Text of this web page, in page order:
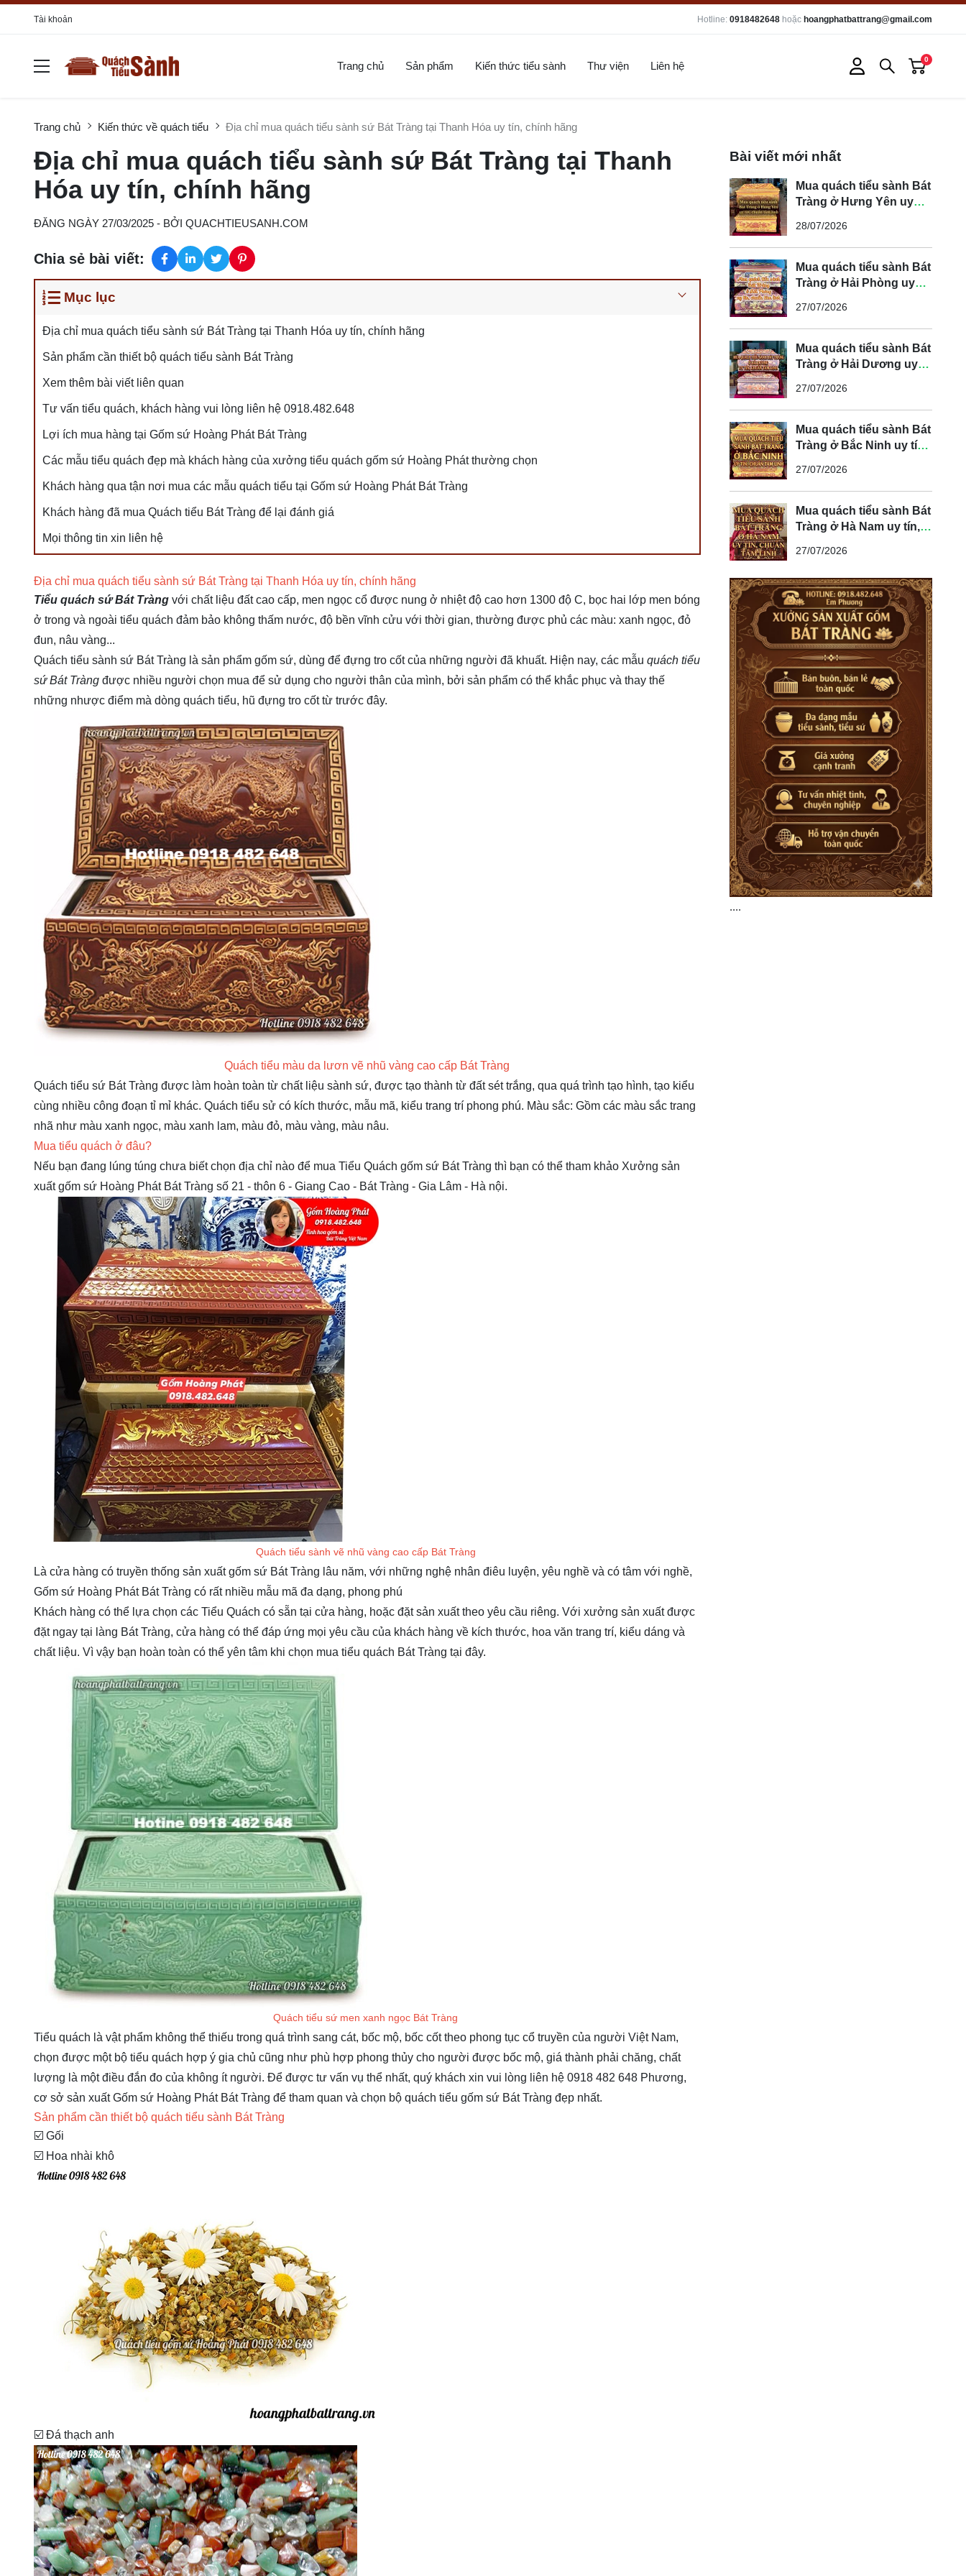
Tài khoản Hotline: 0918482648 hoặc hoangphatbattrang@gmail.com
Trang chủ Sản phẩm Kiến thức tiểu sành Thư viện Liên hệ
0
Trang chủ Kiến thức về quách tiểu Địa chỉ mua quách tiểu sành sứ Bát Tràng tại Thanh Hóa uy tín, chính hãng
Địa chỉ mua quách tiểu sành sứ Bát Tràng tại Thanh
Hóa uy tín, chính hãng
ĐĂNG NGÀY 27/03/2025 - BỞI QUACHTIEUSANH.COM
Chia sẻ bài viết:
Mục lục
Địa chỉ mua quách tiểu sành sứ Bát Tràng tại Thanh Hóa uy tín, chính hãng
Sản phẩm cần thiết bộ quách tiểu sành Bát Tràng
Xem thêm bài viết liên quan
Tư vấn tiểu quách, khách hàng vui lòng liên hệ 0918.482.648
Lợi ích mua hàng tại Gốm sứ Hoàng Phát Bát Tràng
Các mẫu tiểu quách đẹp mà khách hàng của xưởng tiểu quách gốm sứ Hoàng Phát thường chọn
Khách hàng qua tận nơi mua các mẫu quách tiểu tại Gốm sứ Hoàng Phát Bát Tràng
Khách hàng đã mua Quách tiểu Bát Tràng để lại đánh giá
Mọi thông tin xin liên hệ
Địa chỉ mua quách tiểu sành sứ Bát Tràng tại Thanh Hóa uy tín, chính hãng
Tiểu quách sứ Bát Tràng với chất liệu đất cao cấp, men ngọc cổ được nung ở nhiệt độ cao hơn 1300 độ C, bọc hai lớp men bóng
ở trong và ngoài tiểu quách đảm bảo không thấm nước, độ bền vĩnh cửu với thời gian, thường được phủ các màu: xanh ngọc, đỏ
đun, nâu vàng...
Quách tiểu sành sứ Bát Tràng là sản phẩm gốm sứ, dùng để đựng tro cốt của những người đã khuất. Hiện nay, các mẫu quách tiểu
sứ Bát Tràng được nhiều người chọn mua để sử dụng cho người thân của mình, bởi sản phẩm có thể khắc phục và thay thế
những nhược điểm mà dòng quách tiểu, hũ đựng tro cốt từ trước đây.
Quách tiểu màu da lươn vẽ nhũ vàng cao cấp Bát Tràng
Quách tiểu sứ Bát Tràng được làm hoàn toàn từ chất liệu sành sứ, được tạo thành từ đất sét trắng, qua quá trình tạo hình, tạo kiểu
cùng nhiều công đoạn tỉ mỉ khác. Quách tiểu sử có kích thước, mẫu mã, kiểu trang trí phong phú. Màu sắc: Gồm các màu sắc trang
nhã như màu xanh ngọc, màu xanh lam, màu đỏ, màu vàng, màu nâu.
Mua tiểu quách ở đâu?
Nếu bạn đang lúng túng chưa biết chọn địa chỉ nào để mua Tiểu Quách gốm sứ Bát Tràng thì bạn có thể tham khảo Xưởng sản
xuất gốm sứ Hoàng Phát Bát Tràng số 21 - thôn 6 - Giang Cao - Bát Tràng - Gia Lâm - Hà nội.
Quách tiểu sành vẽ nhũ vàng cao cấp Bát Tràng
Là cửa hàng có truyền thống sản xuất gốm sứ Bát Tràng lâu năm, với những nghệ nhân điêu luyện, yêu nghề và có tâm với nghề,
Gốm sứ Hoàng Phát Bát Tràng có rất nhiều mẫu mã đa dạng, phong phú
Khách hàng có thể lựa chọn các Tiểu Quách có sẵn tại cửa hàng, hoặc đặt sản xuất theo yêu cầu riêng. Với xưởng sản xuất được
đặt ngay tại làng Bát Tràng, cửa hàng có thể đáp ứng mọi yêu cầu của khách hàng về kích thước, hoa văn trang trí, kiểu dáng và
chất liệu. Vì vậy bạn hoàn toàn có thể yên tâm khi chọn mua tiểu quách Bát Tràng tại đây.
Quách tiểu sứ men xanh ngọc Bát Tràng
Tiểu quách là vật phẩm không thể thiếu trong quá trình sang cát, bốc mộ, bốc cốt theo phong tục cổ truyền của người Việt Nam,
chọn được một bộ tiểu quách hợp ý gia chủ cũng như phù hợp phong thủy cho người được bốc mộ, giá thành phải chăng, chất
lượng là một điều đắn đo của không ít người. Để được tư vấn vụ thể nhất, quý khách xin vui lòng liên hệ 0918 482 648 Phương,
cơ sở sản xuất Gốm sứ Hoàng Phát Bát Tràng để tham quan và chọn bộ quách tiểu gốm sứ Bát Tràng đẹp nhất.
Sản phẩm cần thiết bộ quách tiểu sành Bát Tràng
☑️ Gối
☑️ Hoa nhài khô
☑️ Đá thạch anh
Bài viết mới nhất
Mua quách tiểu sành Bát
Tràng ở Hưng Yên uy
28/07/2026
Mua quách tiểu sành Bát
Tràng ở Hải Phòng uy
27/07/2026
Mua quách tiểu sành Bát
Tràng ở Hải Dương uy
27/07/2026
Mua quách tiểu sành Bát
Tràng ở Bắc Ninh uy tín,
27/07/2026
Mua quách tiểu sành Bát
Tràng ở Hà Nam uy tín,
27/07/2026
....